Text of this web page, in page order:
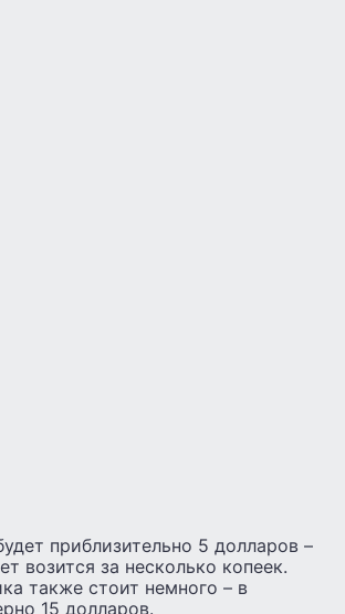
приблизительно 5 долларов –
возится за несколько копеек.
также стоит немного – в
15 долларов.